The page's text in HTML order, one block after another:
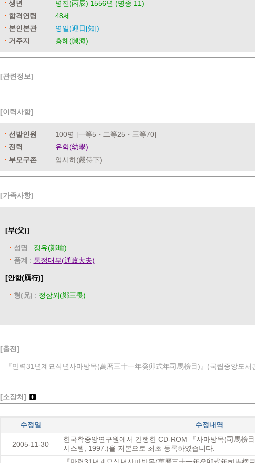
생년
병진(丙辰) 1556년 (명종 11)
합격연령
48세
본인본관
영일(迎日[知])
거주지
흥해(興海)
[관련정보]
[이력사항]
선발인원
100명 [一等5・二等25・三等70]
전력
유학(幼學)
부모구존
엄시하(嚴侍下)
[가족사항]
[부(父)]
성명 : 정유(鄭瑜)
품계
: 통정대부(通政大夫)
[안항(鴈行)]
형(兄) : 정삼외(鄭三畏)
[출전]
『만력31년계묘식년사마방목(萬曆三十一年癸卯式年司馬榜目)』(국립중앙도
[소장처]
수정일 수정내역
2005-11-30
한국학중앙연구원에서 간행한 CD-ROM 『사마방목(司馬榜
시스템, 1997.)을 저본으로 최초 등록하였습니다.